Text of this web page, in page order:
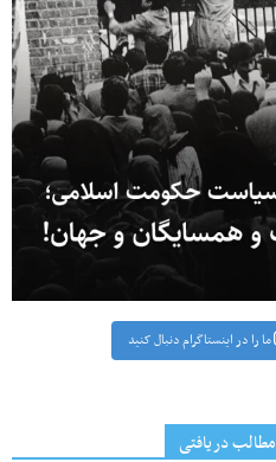
ما را در اینستاگرام دنبال کنید
دریافتی